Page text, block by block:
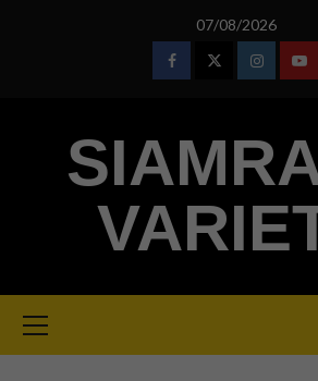
07/08/2026
FacebookTwitterInstagram
Menu